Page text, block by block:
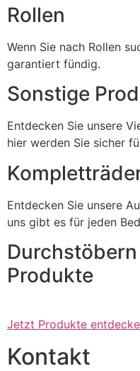
Rollen
Wenn Sie nach Rollen
garantiert fündig.
Sonstige
Entdecken Sie unsere
hier werden Sie sicher
Entdecken Sie unsere
uns gibt es für jeden
Produkte
Jetzt Produkte
Kontakt